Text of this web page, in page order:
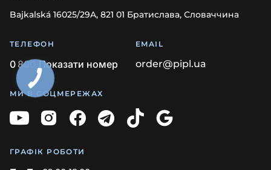
Bajkalská 16025/29A, 821 01 Братислава, Словаччина
ТЕЛЕФОН
0 800 Показати номер
EMAIL
order@pipl.ua
МИ В СОЦМЕРЕЖАХ
ГРАФІК РОБОТИ
КНОПКА
ЗВ'ЯЗКУ